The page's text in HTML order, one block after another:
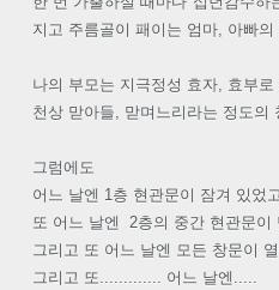
지고 주름골이 패이는 엄마, 아빠
나의 부모는 지극정성 효자, 효부
천상 맏아들, 맏며느리라는 정도의
그럼에도
어느 날엔 1층 현관문이 잠겨 있었
또 어느 날엔 2층의 중간 현관문이
그리고 또 어느 날엔 모든 창문이
그리고 또............. 어느 날엔.....